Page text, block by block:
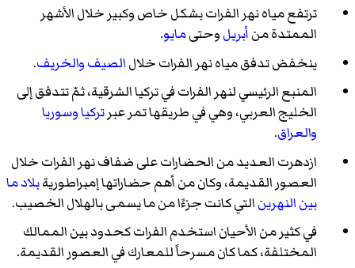
ترتفع مياه نهر الفرات بشكل خاص وكبير خلال الأشهر
الممتدة منأبريلوحتىمايو.
ينخفض تدفق مياه نهر الفرات خلالالصيفوالخريف.
المنبع الرئيسي لنهر الفرات في تركيا الشرقية، ثمّ تتدفق إلى
الخليج العربي، وهي في طريقها تمر عبرتركياوسوريا
والعراق.
ازدهرت العديد من الحضارات على ضفاف نهر الفرات خلال
العصور القديمة، وكان من أهم حضاراتها إمبراطوريةبلاد ما
بين النهرينالتي كانت جزءًا من ما يسمى بالهلال الخصيب.
في كثير من الأحيان استخدم الفرات كحدود بين الممالك
المختلفة، كما كان مسرحاً للمعارك في العصور القديمة.